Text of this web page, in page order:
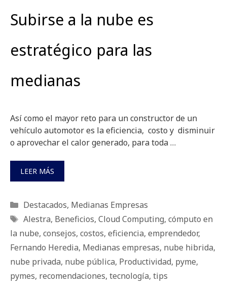
Subirse a la nube es
estratégico para las
medianas
Así como el mayor reto para un constructor de un
vehículo automotor es la eficiencia, costo y disminuir
o aprovechar el calor generado, para toda …
LEER MÁS
Categorías
Destacados, Medianas Empresas
Etiquetas
Alestra, Beneficios, Cloud Computing, cómputo en
la nube, consejos, costos, eficiencia, emprendedor,
Fernando Heredia, Medianas empresas, nube hibrida,
nube privada, nube pública, Productividad, pyme,
pymes, recomendaciones, tecnología, tips